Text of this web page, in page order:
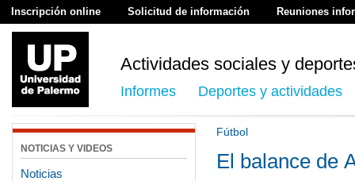
Inscripción online Solicitud de información Reuniones
Actividades sociales y
Informes Deportes y actividades
NOTICIAS Y VIDEOS
Noticias
Fútbol
El balance de